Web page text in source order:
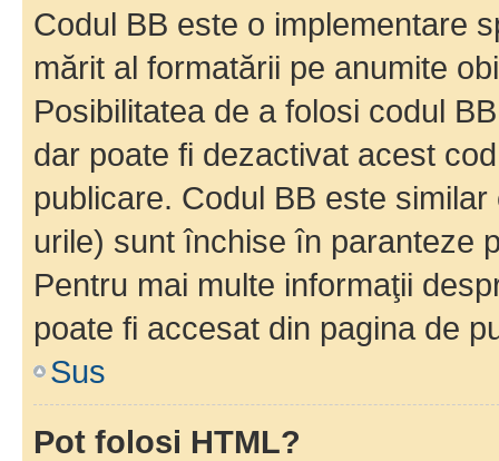
Codul BB este o implementare
mărit al formatării pe anumite
Posibilitatea de a folosi codul
dar poate fi dezactivat acest
publicare. Codul BB este
urile) sunt închise în paranteze
Pentru mai multe informaţii
poate fi accesat din pagina de
Sus
Pot folosi HTML?